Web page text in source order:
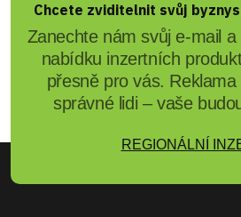
Chcete zviditelnit svůj
Zanechte nám svůj e-mail
nabídku inzertních
přesně pro vás.
správné lidi – vaše
REGIONÁLNÍ